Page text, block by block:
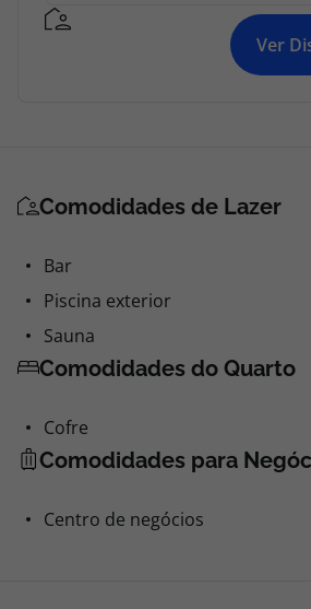
Ver
Comodidades de Lazer
Bar
Piscina exterior
Sauna
Comodidades do Quarto
Cofre
Comodidades para
Centro de negócios